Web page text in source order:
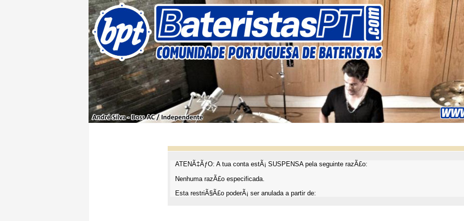
ATENÃ‡ÃƒO: A tua conta estÃ¡ SUSPENSA pela seguinte razÃ£o:
Nenhuma razÃ£o especificada.
Esta restriÃ§Ã£o poderÃ¡ ser anulada a partir de: